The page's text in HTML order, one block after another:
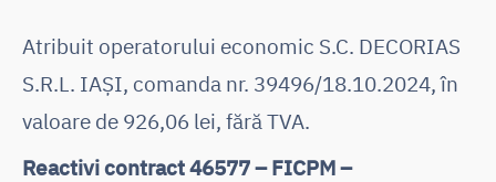
Atribuit operatorului economic S.C. DECORIAS
S.R.L. IAȘI, comanda nr. 39496/18.10.2024, în
valoare de 926,06 lei, fără TVA.
Reactivi contract 46577 – FICPM –